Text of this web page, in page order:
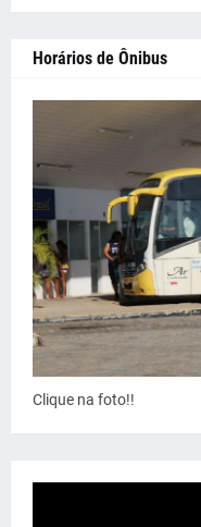
Horários de Ônibus
Clique na foto!!